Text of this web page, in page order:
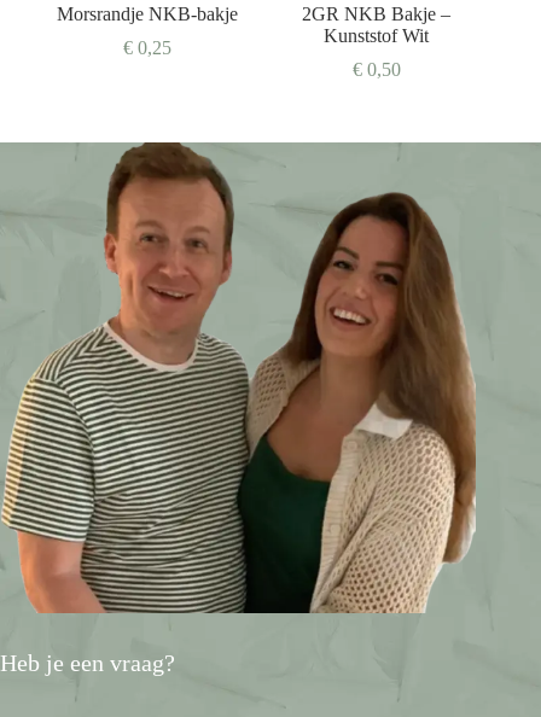
Morsrandje NKB-bakje
€ 0,25
2GR NKB Bakje –
Kunststof Wit
€0,50
Heb je een vraag?